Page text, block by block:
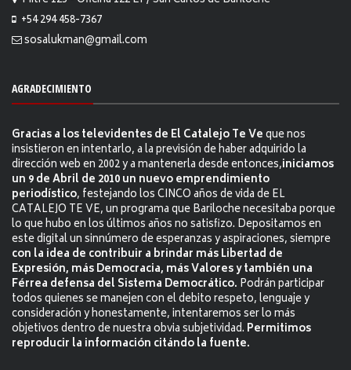
+54 294 458-7367
sosalukman@gmail.com
AGRADECIMIENTO
Gracias a los televidentes de El Catalejo Te Veque nos
insistieron en intentarlo, a la previsión de haber adquirido la
dirección web en 2002 y a mantenerla desde entonces,iniciamos
un 9 de Abril de 2010 un nuevo emprendimiento
periodístico, festejando los CINCO años de vida de EL
CATALEJO TE VE, un programa que Bariloche necesitaba porque
lo que hubo en los últimos años no satisfizo. Depositamos en
este digital un sinnúmero de esperanzas y aspiraciones, siempre
con la idea de contribuir a brindar más Libertad de
Expresión, más Democracia, más Valores y también una
Férrea defensa del Sistema Democrático. Podrán participar
todos quienes se manejen con el debito respeto, lenguaje y
consideración y honestamente, intentaremos ser lo más
objetivos dentro de nuestra obvia subjetividad. Permitimos
reproducir la información citándo la fuente.